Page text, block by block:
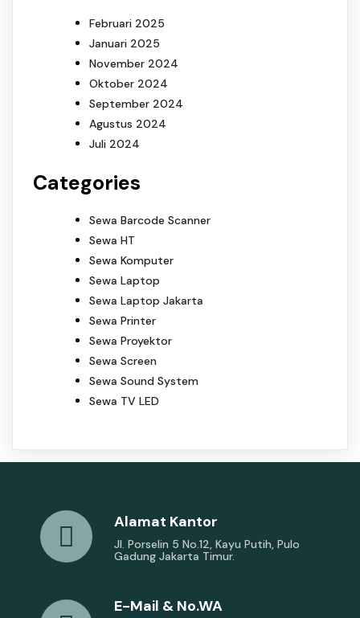
Februari 2025
Januari 2025
November 2024
Oktober 2024
September 2024
Agustus 2024
Juli 2024
Categories
Sewa Barcode Scanner
Sewa HT
Sewa Komputer
Sewa Laptop
Sewa Laptop Jakarta
Sewa Printer
Sewa Proyektor
Sewa Screen
Sewa Sound System
Sewa TV LED
Alamat Kantor
Jl. Porselin 5 No.12, Kayu Putih, Pulo
Gadung Jakarta Timur.
E-Mail & No.WA